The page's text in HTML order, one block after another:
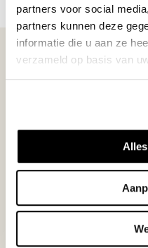
partners voor social
partners kunnen deze
informatie die u aan ze
verzameld op basis van
WIJ STAAN
Maandag t/m vrijdag | 08.00